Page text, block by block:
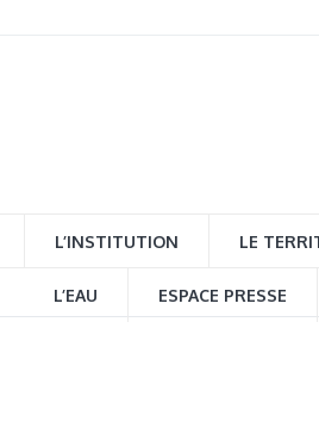
L’INSTITUTION LE
L’EAU ESPACE PRESSE